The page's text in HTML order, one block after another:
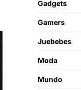
Gadgets
Gamers
Juebebes
Moda
Mundo